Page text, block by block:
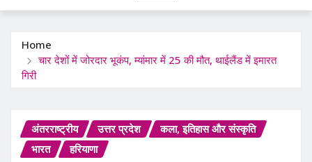
Home
चार देशों में जोरदार भूकंप, म्यांमार में 25 की मौत, थाईलैंड में इमारत
गिरी
अंतरराष्ट्रीय उत्तर प्रदेश
कला, इतिहास और संस्कृति
भारत
हरियाणा